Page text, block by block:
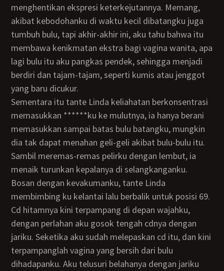
menghentikan ekspresi keterkejutannya. Memang,
akibat kebodohanku di waktu kecil dibatangku juga
tumbuh bulu, tapi akhir-akhir ini, aku tahu bahwa itu
membawa kenikmatan ekstra bagi vagina wanita, apa
lagi bulu itu aku pangkas pendek, sehingga menjadi
berdiri dan tajam-tajam, seperti kumis atau jenggot
yang baru dicukur.
Sementara itu tante Linda keliahatan berkonsentrasi
memasukkan ******ku ke mulutnya, ia hanya berani
memasukkan sampai batas bulu batangku, mungkin
dia tak dapat menahan geli-geli akibat bulu-bulu itu.
Sambil meremas-remas pelirku dengan lembut, ia
menaik turunkan kepalanya di selangkanganku.
Bosan dengan kevakumanku, tante Linda
membimbing ku kelantai lalu berbalik untuk posisi 69.
Cd hitamnya kini terpampang di depan wajahku,
dengan perlahan aku gosok tengah cdnya dengan
jariku. Seketika aku sudah melepaskan cd itu, dan kini
terpampanglah vagina yang bersih dari bulu
dihadapanku. Aku telusuri belahanya dengan jariku